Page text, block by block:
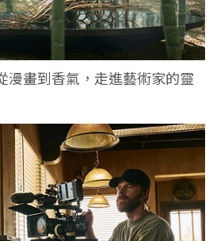
漫畫到香氣，走進藝術家的靈